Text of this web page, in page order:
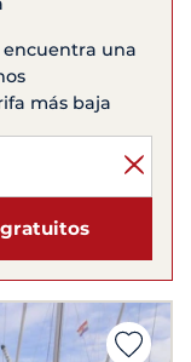
encuentra una
más baja